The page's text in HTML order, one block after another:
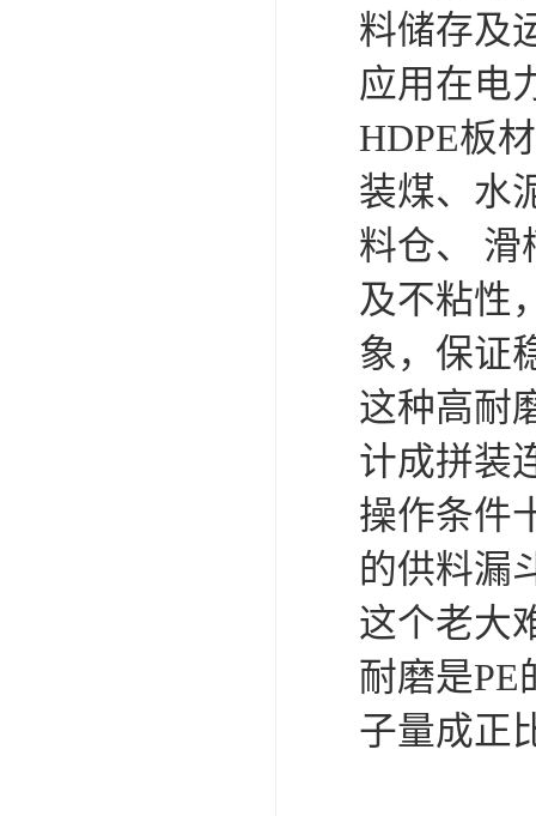
料储存及
应用在电
HDPE板
装煤、水
料仓、 滑
及不粘性
象，保证
这种高耐
计成拼装
操作条件
的供料漏
这个老大
耐磨是
子量成正